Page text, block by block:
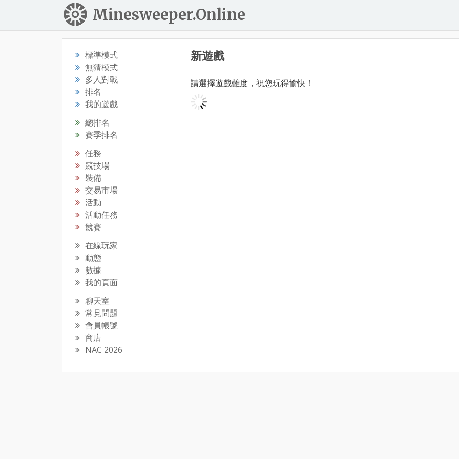
Minesweeper.Online
標準模式
無猜模式
多人對戰
排名
我的遊戲
總排名
賽季排名
任務
競技場
裝備
交易市場
活動
活動任務
競賽
在線玩家
動態
數據
我的頁面
聊天室
常見問題
會員帳號
商店
NAC 2026
新遊戲
請選擇遊戲難度，祝您玩得愉快！